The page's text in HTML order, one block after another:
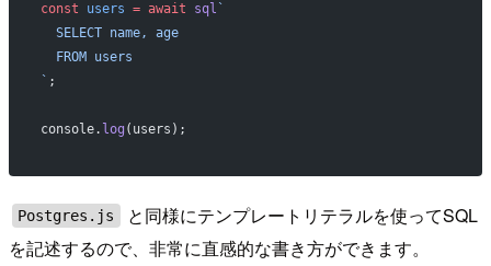
const users = await sql `
  SELECT name, age
  FROM users
` ;
console. log (users);
Postgres.js
と同様にテンプレートリテラルを使ってSQL
を記述するので、非常に直感的な書き方ができます。